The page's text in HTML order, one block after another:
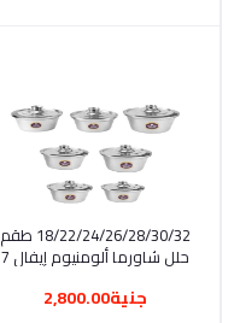
أضف إلى السلة 18/22/24/26/28/30/32 طقم
حلل شاورما ألومنيوم إيفال 7
جنية2,800.00